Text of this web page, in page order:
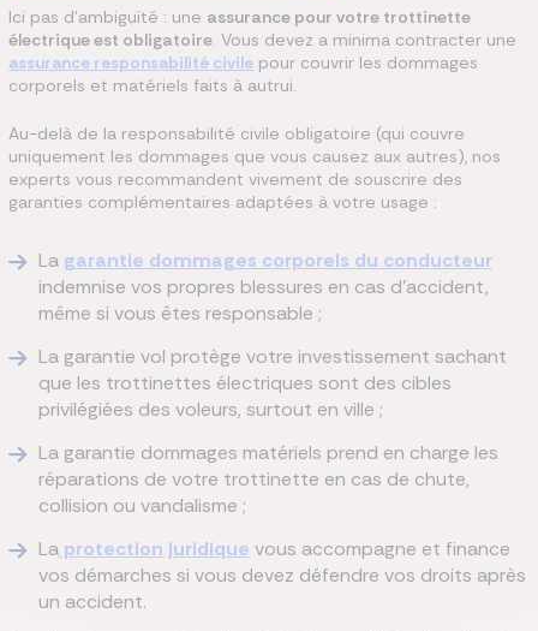
Ici pas d'ambiguïté : une assurance pour votre trottinette
électrique est obligatoire. Vous devez a minima contracter une
assurance responsabilité civile pour couvrir les dommages
corporels et matériels faits à autrui.
Au-delà de la responsabilité civile obligatoire (qui couvre
uniquement les dommages que vous causez aux autres), nos
experts vous recommandent vivement de souscrire des
garanties complémentaires adaptées à votre usage :
La garantie dommages corporels du conducteur
indemnise vos propres blessures en cas d'accident,
même si vous êtes responsable ;
La garantie vol protège votre investissement sachant
que les trottinettes électriques sont des cibles
privilégiées des voleurs, surtout en ville ;
La garantie dommages matériels prend en charge les
réparations de votre trottinette en cas de chute,
collision ou vandalisme ;
Laprotection juridique vous accompagne et finance
vos démarches si vous devez défendre vos droits après
un accident.